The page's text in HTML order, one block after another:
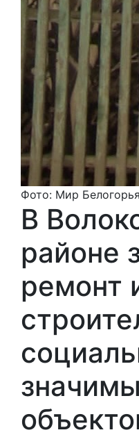
Фото: Мир Белогорья
В
районе
ремонт